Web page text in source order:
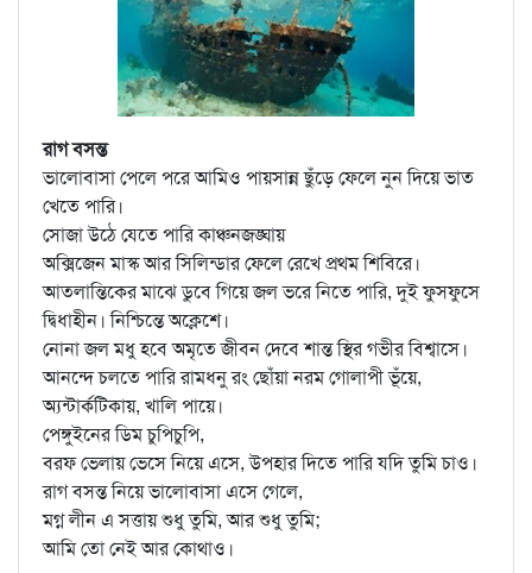
রাগ বসন্ত
ভালোবাসা পেলে পরে আমিও পায়সান্ন ছুঁড়ে ফেলে নুন দিয়ে ভাত
খেতে পারি।
সোজা উঠে যেতে পারি কাঞ্চনজঙ্ঘায়
অক্সিজেন মাস্ক আর সিলিন্ডার ফেলে রেখে প্রথম শিবিরে।
আতলান্তিকের মাঝে ডুবে গিয়ে জল ভরে নিতে পারি, দুই ফুসফুসে
দ্বিধাহীন। নিশ্চিন্তে অক্লেশে।
নোনা জল মধু হবে অমৃতে জীবন দেবে শান্ত স্থির গভীর বিশ্বাসে।
আনন্দে চলতে পারি রামধনু রং ছোঁয়া নরম গোলাপী ভূঁয়ে,
অ্যন্টার্কটিকায়, খালি পায়ে।
পেঙ্গুইনের ডিম চুপিচুপি,
বরফ ভেলায় ভেসে নিয়ে এসে, উপহার দিতে পারি যদি তুমি চাও।
রাগ বসন্ত নিয়ে ভালোবাসা এসে গেলে,
মগ্ন লীন এ সত্তায় শুধু তুমি, আর শুধু তুমি;
আমি তো নেই আর কোথাও।